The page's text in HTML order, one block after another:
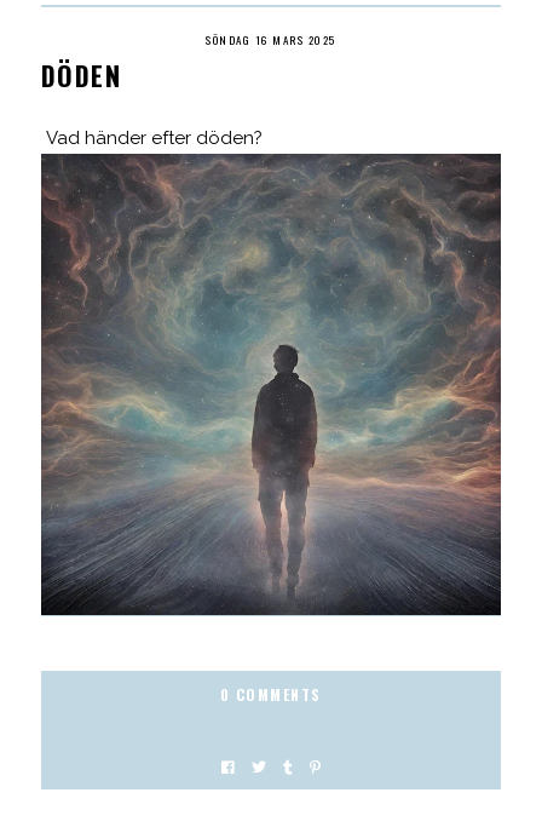
SÖNDAG 16 MARS 2025
DÖDEN
Vad händer efter döden?
0 COMMENTS